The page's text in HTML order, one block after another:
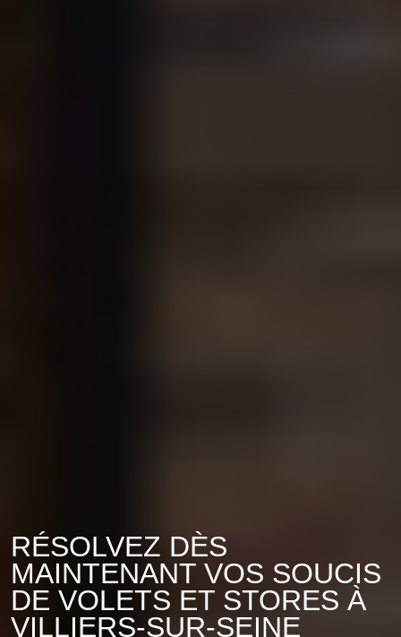
RÉSOLVEZ DÈS
MAINTENANT VOS SOUCIS
DE VOLETS ET STORES À
VILLIERS-SUR-SEINE